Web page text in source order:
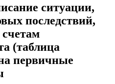
ситуации,
последствий,
(таблица
первичные